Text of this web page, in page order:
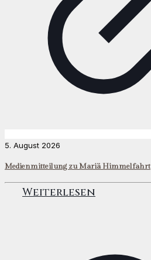
5. August 2026
Medienmitteilung zu Mariä Himmelfahrt
Weiterlesen